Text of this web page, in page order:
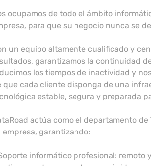
ocupamos de todo el ámbito
para que su negocio nunca se
un equipo altamente cualificado y
garantizamos la continuidad
los tiempos de inactividad y
que cada cliente disponga de una
estable, segura y preparada
actúa como el departamento de
empresa, garantizando:
informático profesional: remoto